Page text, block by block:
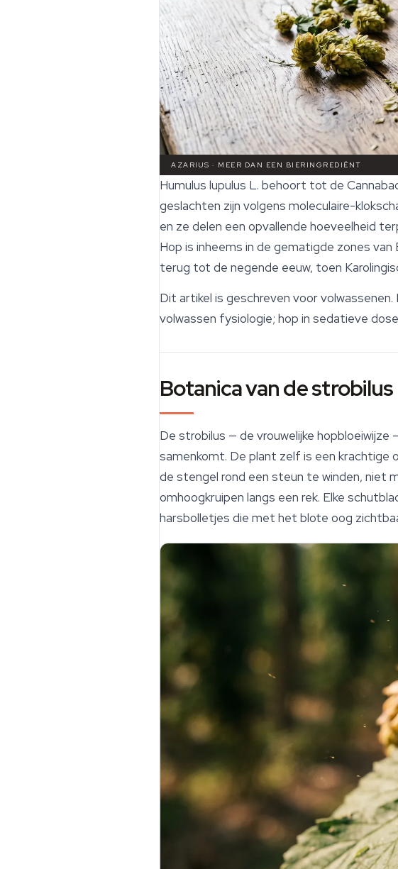
AZARIUS · MEER DAN EEN BIERINGREDIËNT
Humulus lupulus L. behoort tot de
geslachten zijn volgens moleculaire-
en ze delen een opvallende hoeveelheid
Hop is inheems in de gematigde zones
terug tot de negende eeuw, toen
Dit artikel is geschreven voor
volwassen fysiologie; hop in sedatieve
Botanica van de strobilus
De strobilus — de vrouwelijke
samenkomt. De plant zelf is een krachtige
de stengel rond een steun te winden, niet
omhoogkruipen langs een rek. Elke
harsbolletjes die met het blote oog